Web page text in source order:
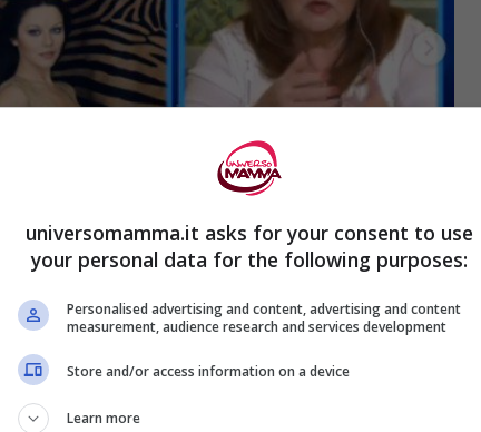
’70 è stata in grado di ammaliare i
la donna, tuttavia, per anni ha nascosto
universomamma.it asks for your consent to use
your personal data for the following purposes:
Personalised advertising and content, advertising and content
measurement, audience research and services development
Store and/or access information on a device
Learn more